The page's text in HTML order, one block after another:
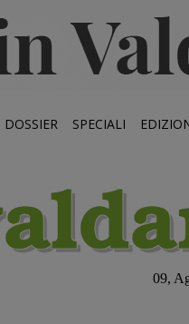
DOSSIER SPECIALI
09,